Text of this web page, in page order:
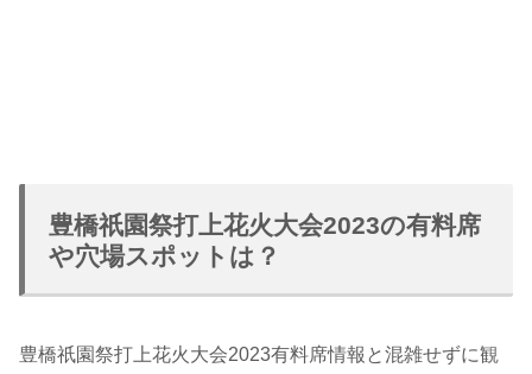
豊橋祇園祭打上花火大会2023の有料席
や穴場スポットは？
豊橋祇園祭打上花火大会2023有料席情報と混雑せずに観